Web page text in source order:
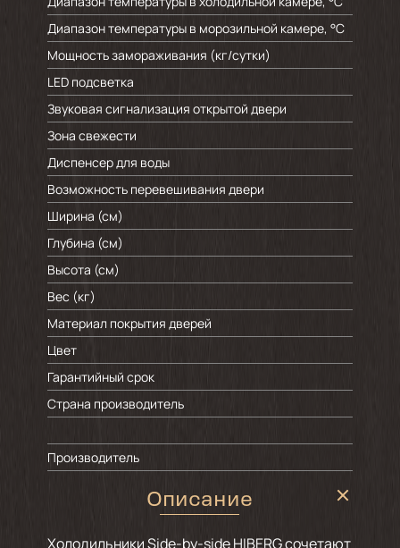
Диапазон температуры в морозильной камере, °C
Мощность замораживания (кг/cутки)
LED подсветка
Звуковая сигнализация открытой двери
Зона свежести
Диспенсер для воды
Возможность перевешивания двери
Ширина (см)
Глубина (см)
Высота (см)
Вес (кг)
Материал покрытия дверей
Цвет
Гарантийный срок
Страна производитель
Производитель
Описание
Холодильники Side-by-side HIBERG сочетают